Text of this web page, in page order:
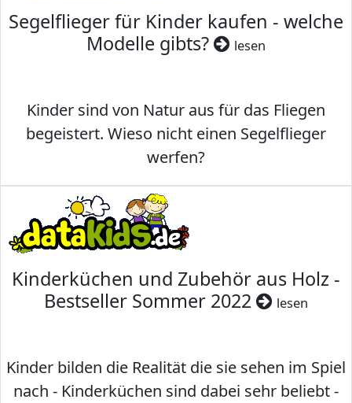
Segelflieger für Kinder kaufen - welche
Modelle gibts?
lesen
Kinder sind von Natur aus für das Fliegen
begeistert. Wieso nicht einen Segelflieger
werfen?
Kinderküchen und Zubehör aus Holz -
Bestseller Sommer 2022
lesen
Kinder bilden die Realität die sie sehen im Spiel
nach - Kinderküchen sind dabei sehr beliebt -